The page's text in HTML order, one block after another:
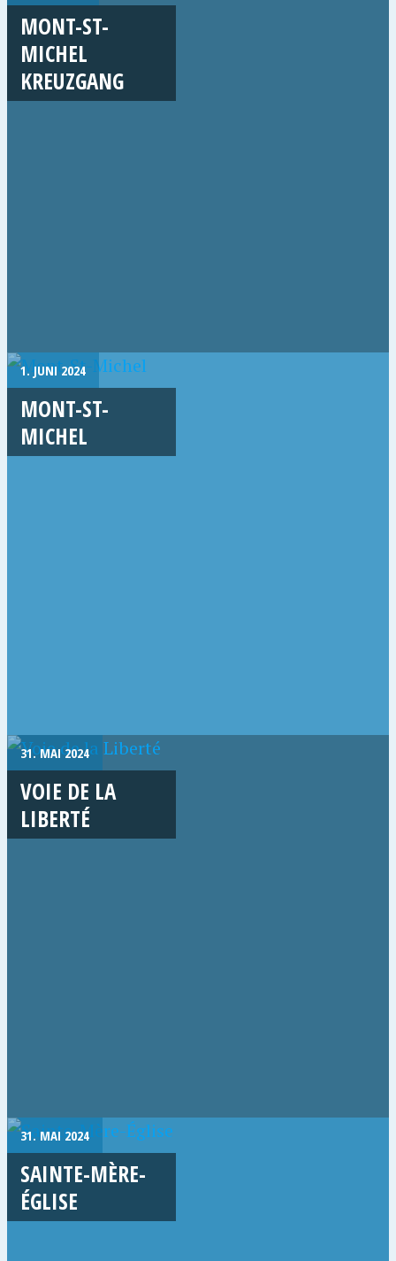
MONT-ST-
MICHEL
KREUZGANG
1. JUNI 2024
MONT-ST-
MICHEL
31. MAI 2024
VOIE DE LA
LIBERTÉ
31. MAI 2024
SAINTE-MÈRE-
ÉGLISE